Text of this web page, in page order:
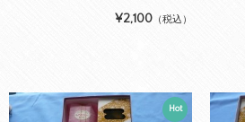
¥2,100 （税込）
Hot